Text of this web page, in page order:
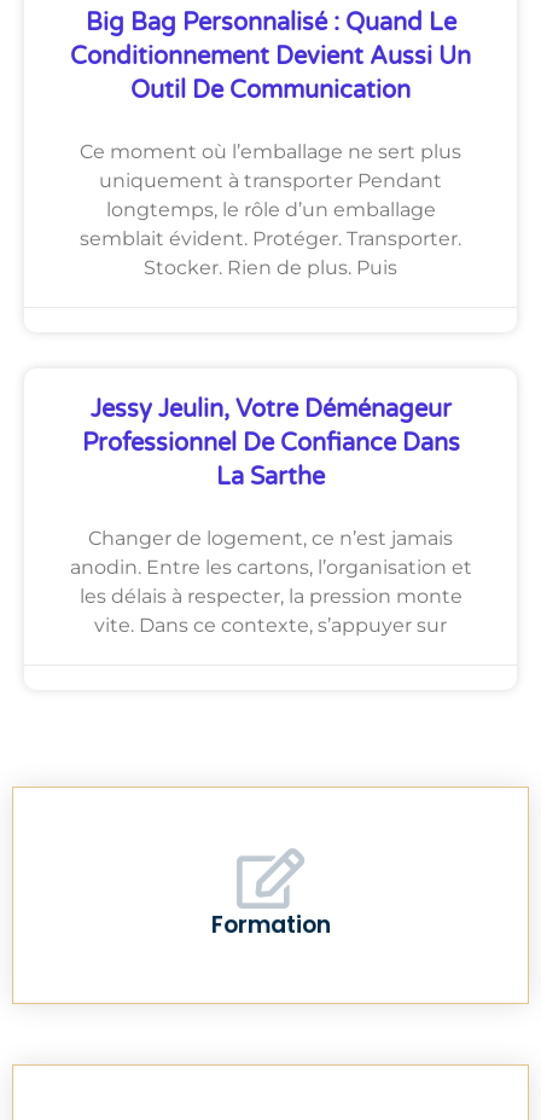
Big Bag Personnalisé : Quand Le
Conditionnement Devient Aussi Un
Outil De Communication
Ce moment où l’emballage ne sert plus
uniquement à transporter Pendant
longtemps, le rôle d’un emballage
semblait évident. Protéger. Transporter.
Stocker. Rien de plus. Puis
Jessy Jeulin, Votre Déménageur
Professionnel De Confiance Dans
La Sarthe
Changer de logement, ce n’est jamais
anodin. Entre les cartons, l’organisation et
les délais à respecter, la pression monte
vite. Dans ce contexte, s’appuyer sur
Formation